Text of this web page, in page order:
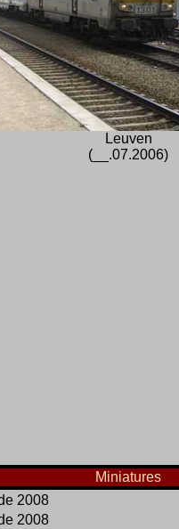
Leuven
(__.07.2006)
Miniatures
2008
2008